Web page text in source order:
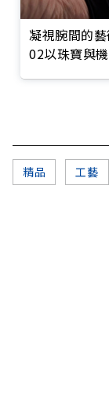
凝視腕間的藝術殿
02以珠寶與
精品 工藝